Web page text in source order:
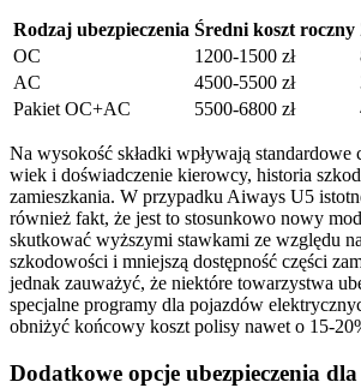
Rodzaj ubezpieczenia Średni koszt roczny
OC
1200-1500 zł
AC
4500-5500 zł
Pakiet OC+AC
5500-6800 zł
Na wysokość składki wpływają
wiek i doświadczenie kierowcy, historia
zamieszkania. W przypadku Aiways U5
również fakt, że jest to stosunkowo nowy
skutkować wyższymi stawkami ze względu
szkodowości i mniejszą dostępność części
jednak zauważyć, że niektóre towarzystwa
specjalne programy dla pojazdów
obniżyć końcowy koszt polisy nawet o 15-
Dodatkowe opcje ubezpieczenia